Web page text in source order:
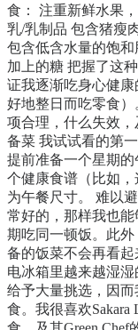
食： 注重新鲜水果
乳/乳制品 包含猪瘦
包含低含水量的饱
加上的糖 把握了这
证我逐渐吃身心健
好地整日而吃零食
项合理，什么失效，
备菜 我试试看的第
提前准备一个星期
个健康食谱（比如
为午餐尺寸。 难以
常好的，那样我也
期吃同一顿饭。此
备的饭菜不会再看
电冰箱里越来越湿
给予大量挑选，因
食。我很喜欢